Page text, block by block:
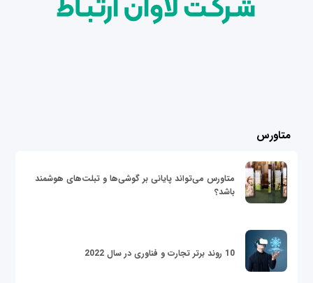
متاورس
متاورس می‌تواند پایانی بر گوشی‌ها و تبلت‌های هوشمند
باشد؟
10 روند برتر تجارت و فناوری در سال 2022